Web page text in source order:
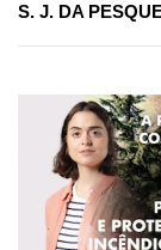
S. J. DA